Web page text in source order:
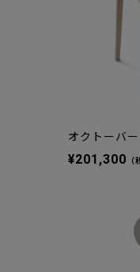
オクトーバ
¥201,300 （